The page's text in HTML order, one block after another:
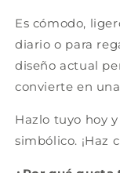
Es cómodo,
diario o para
diseño actual
convierte en
Hazlo tuyo hoy
simbólico. ¡Haz